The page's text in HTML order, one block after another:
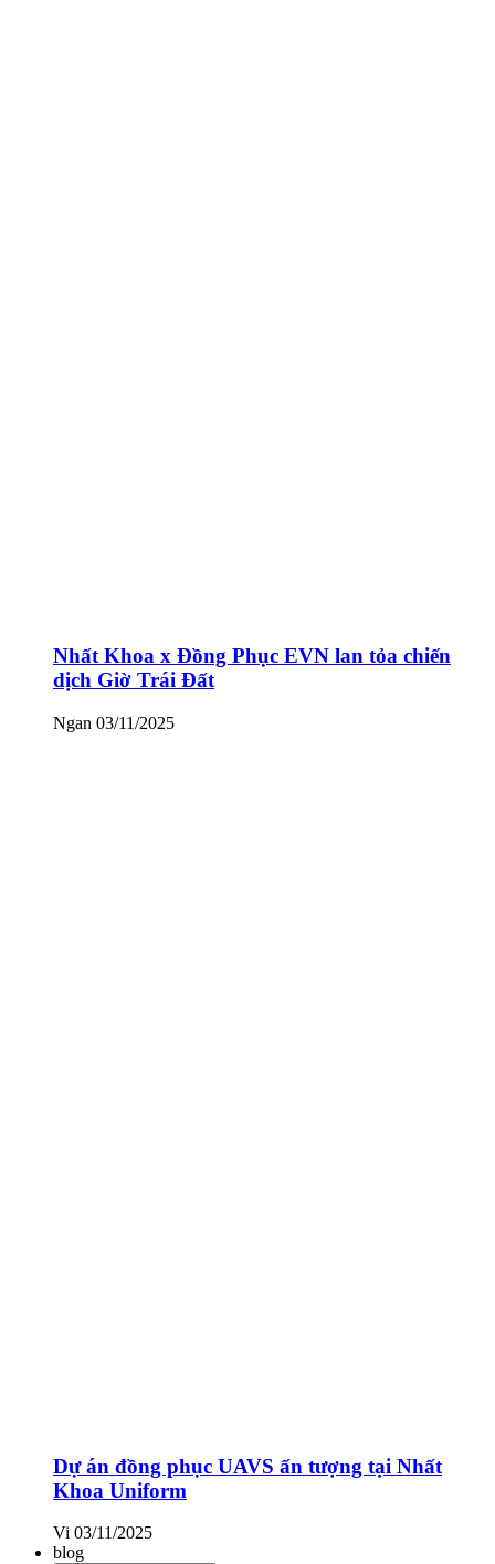
Nhất Khoa x Đồng Phục EVN lan tỏa chiến
dịch Giờ Trái Đất
Ngan 03/11/2025
Dự án đồng phục UAVS ấn tượng tại Nhất
Khoa Uniform
Vi 03/11/2025
blog